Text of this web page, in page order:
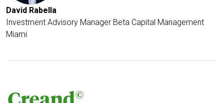
David Rabella
Investment Advisory Manager Beta Capital Management
Miami